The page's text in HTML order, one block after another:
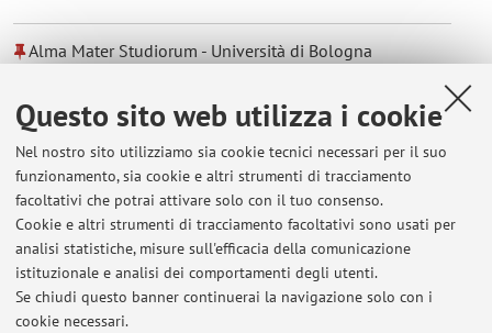
Questo sito web utilizza i cookie
Nel nostro sito utilizziamo sia cookie tecnici necessari per il suo
funzionamento, sia cookie e altri strumenti di tracciamento
facoltativi che potrai attivare solo con il tuo consenso.
Cookie e altri strumenti di tracciamento facoltativi sono usati per
analisi statistiche, misure sull'efficacia della comunicazione
istituzionale e analisi dei comportamenti degli utenti.
Se chiudi questo banner continuerai la navigazione solo con i
cookie necessari.
Alma Mater Studiorum - Università di Bologna
Orario di ricevimento
Il ricevimento avrà luogo in presenza o in forma telematica,
previo appuntamentoda concordare tramite e-mail.
Si vedano comunque aggiornamenti nella sezione
sito.